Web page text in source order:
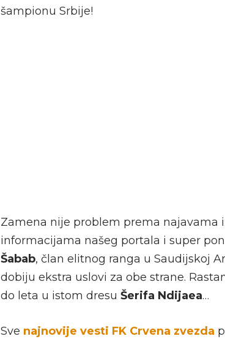
šampionu Srbije!
Zamena nije problem prema najavama
informacijama našeg portala i super
Šabab, član elitnog ranga u Saudijskoj
dobiju ekstra uslovi za obe strane.
do leta u istom dresu Šerifa Ndijaea…
Sve najnovije vesti FK Crvena zvezda